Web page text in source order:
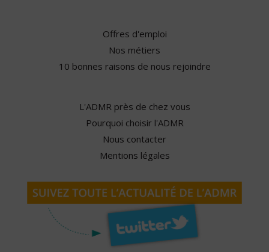
Offres d'emploi
Nos métiers
10 bonnes raisons de nous rejoindre
L'ADMR près de chez vous
Pourquoi choisir l'ADMR
Nous contacter
Mentions légales